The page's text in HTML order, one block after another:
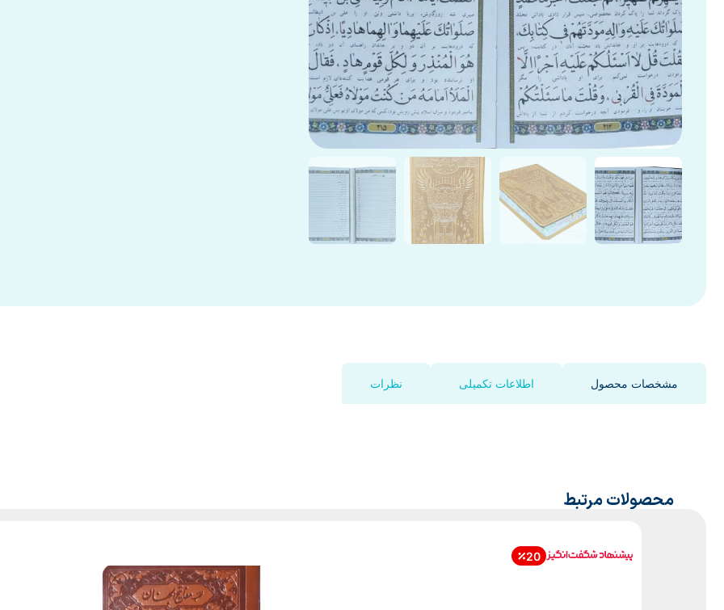
مشخصات محصول اطلاعات تکمیلی نظرات
محصولات مرتبط
20